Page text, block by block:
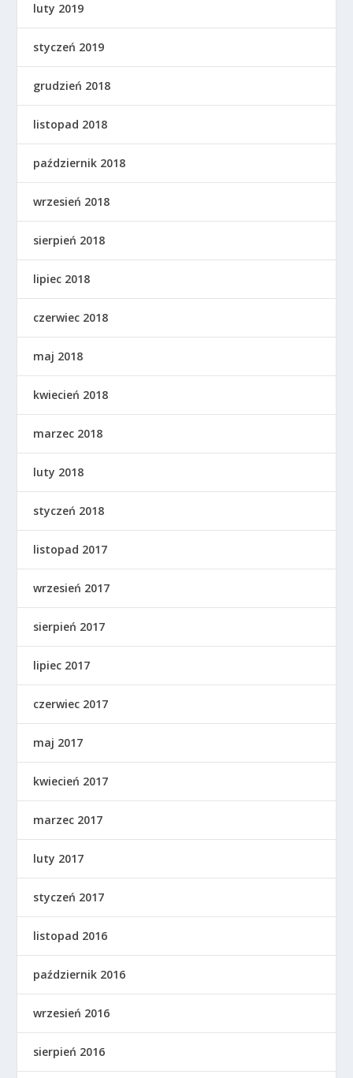
luty 2019
styczeń 2019
grudzień 2018
listopad 2018
październik 2018
wrzesień 2018
sierpień 2018
lipiec 2018
czerwiec 2018
maj 2018
kwiecień 2018
marzec 2018
luty 2018
styczeń 2018
listopad 2017
wrzesień 2017
sierpień 2017
lipiec 2017
czerwiec 2017
maj 2017
kwiecień 2017
marzec 2017
luty 2017
styczeń 2017
listopad 2016
październik 2016
wrzesień 2016
sierpień 2016